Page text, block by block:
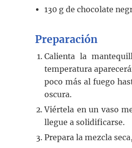
130 g de chocolate
Preparación
Calienta la
temperatura
poco más al fuego
oscura.
Viértela en un vaso
llegue a solidificarse.
Prepara la mezcla